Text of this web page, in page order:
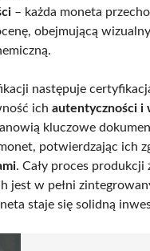
– każda moneta
obejmującą
następuje
ich autentyczności i
kluczowe
potwierdzając ich
. Cały proces produkcji
jest w pełni
staje się solidną